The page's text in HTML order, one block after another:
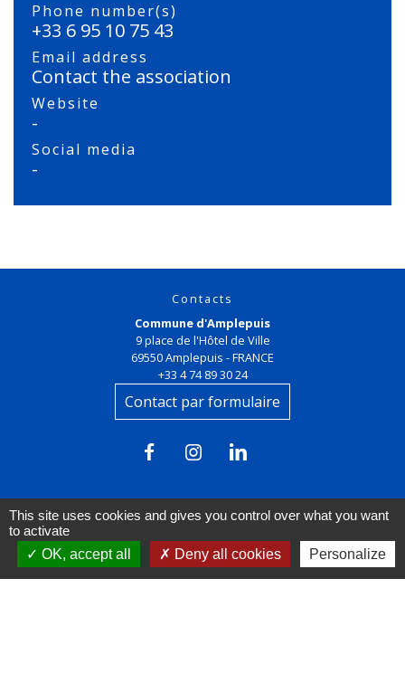
Phone number(s)
+33 6 95 10 75 43
Email address
Contact the association
Website
-
Social media
-
Contacts
Commune d'Amplepuis
9 place de l'Hôtel de Ville
69550 Amplepuis - FRANCE
+33 4 74 89 30 24
Contact par formulaire
Liens
This site uses cookies and gives you control over what you want
to activate
OK, accept all
Deny all cookies Personalize